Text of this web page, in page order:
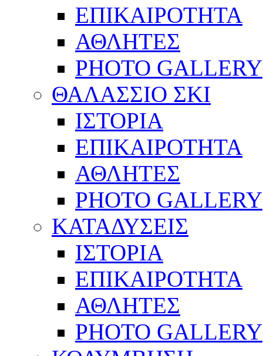
ΕΠΙΚΑΙΡΟΤΗΤΑ
ΑΘΛΗΤΕΣ
PHOTO GALLERY
ΘΑΛΑΣΣΙΟ ΣΚΙ
ΙΣΤΟΡΙΑ
ΕΠΙΚΑΙΡΟΤΗΤΑ
ΑΘΛΗΤΕΣ
PHOTO GALLERY
ΚΑΤΑΔΥΣΕΙΣ
ΙΣΤΟΡΙΑ
ΕΠΙΚΑΙΡΟΤΗΤΑ
ΑΘΛΗΤΕΣ
PHOTO GALLERY